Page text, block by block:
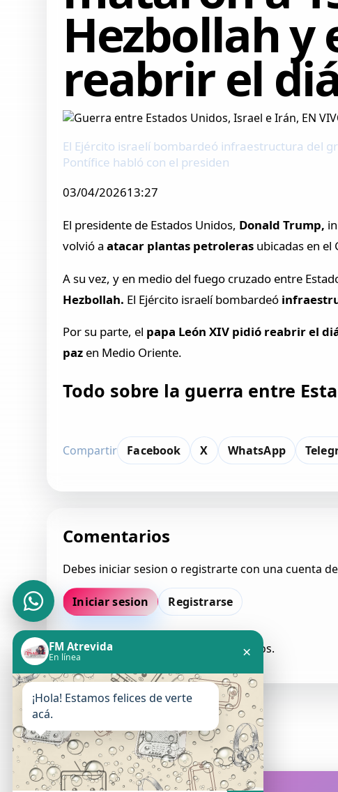
Hezbollah y
reabrir el
El Ejército israelí bombardeó infraestructura del
Pontífice habló con el presiden
03/04/202613:27
El presidente de Estados Unidos, Donald Trump,
volvió aatacar plantas petroleras ubicadas en el
A su vez, y en medio del fuego cruzado entre
Hezbollah. El Ejército israelí bombardeó
Por su parte, el papa León XIV pidió reabrir el
paz en Medio Oriente.
Todo sobre la guerra entre
Compartir Facebook X WhatsApp
Comentarios
Debes iniciar sesion o registrarte con una cuenta
Iniciar sesion Registrarse
Todavia no hay comentarios aprobados.
FM Atrevida
En línea ×
¡Hola! Estamos felices de verte
acá.